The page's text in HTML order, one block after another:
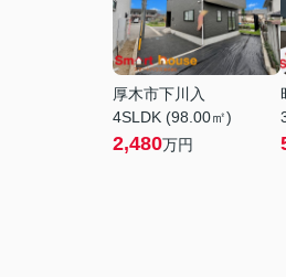
厚木市下川入
4SLDK (98.00㎡)
2,480万円